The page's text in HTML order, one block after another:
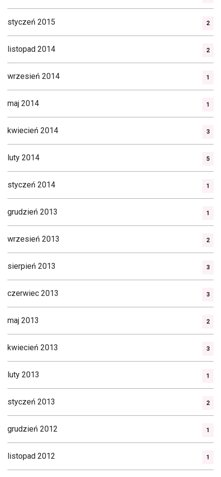
styczeń 2015 2
listopad 2014 2
wrzesień 2014 1
maj 2014 1
kwiecień 2014 3
luty 2014 5
styczeń 2014 1
grudzień 2013 1
wrzesień 2013 2
sierpień 2013 3
czerwiec 2013 3
maj 2013 2
kwiecień 2013 3
luty 2013 1
styczeń 2013 2
grudzień 2012 1
listopad 2012 1